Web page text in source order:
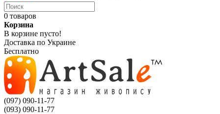
0 товаров
Корзина
В корзине пусто!
Доставка по Украине
Бесплатно
(097) 090-11-77
(093) 090-11-77